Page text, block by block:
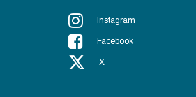
Instagram
Facebook
X